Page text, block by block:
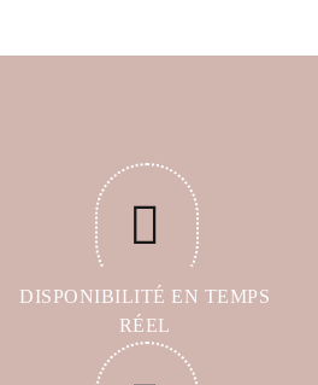
DISPONIBILITÉ EN TEMPS
RÉEL